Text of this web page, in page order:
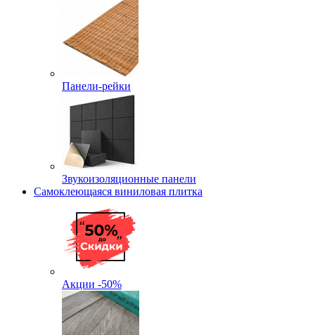
Панели-рейки
Звукоизоляционные панели
Самоклеющаяся виниловая плитка
Акции -50%